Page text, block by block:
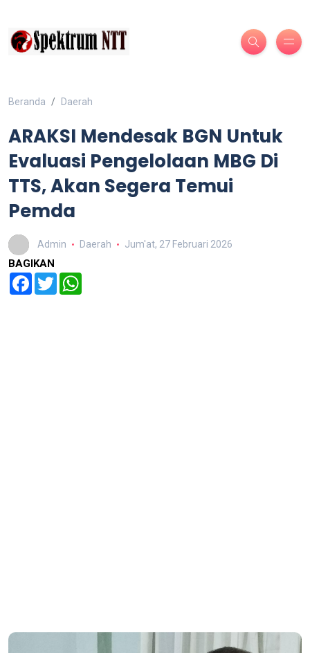
Beranda Daerah
ARAKSI Mendesak BGN Untuk
Evaluasi Pengelolaan MBG Di
TTS, Akan Segera Temui
Pemda
Admin Daerah Jum'at, 27 Februari 2026
BAGIKAN
Facebook
Twitter